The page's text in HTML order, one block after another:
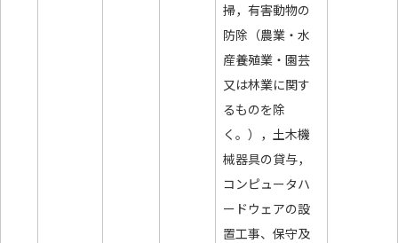
掃，有害動物の
防除（農業・水
産養殖業・園芸
又は林業に関す
るものを除
く。），土木機
械器具の貸与，
コンピュータハ
ードウェアの設
置工事、保守及